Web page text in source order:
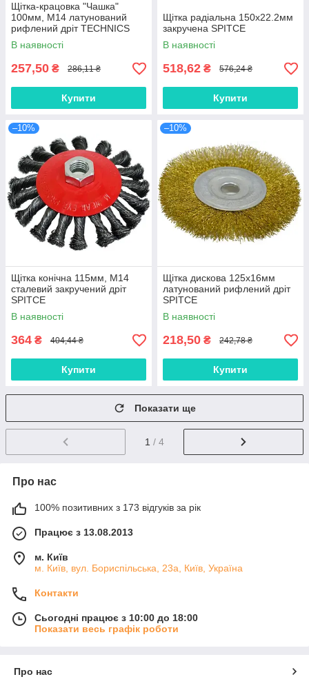
Щітка-крацовка "Чашка"
100мм, М14 латунований
рифлений дріт TECHNICS
В наявності
257,50 ₴ 286,11 ₴
Купити
Щітка радіальна 150х22.2мм
закручена SPITCE
В наявності
518,62 ₴ 576,24 ₴
Купити
–10%
Щітка конічна 115мм, М14
сталевий закручений дріт
SPITCE
В наявності
364 ₴ 404,44 ₴
Купити
–10%
Щітка дискова 125х16мм
латунований рифлений дріт
SPITCE
В наявності
218,50 ₴ 242,78 ₴
Купити
Показати ще
1 / 4
Про нас
100% позитивних з 173 відгуків за рік
Працює з 13.08.2013
м. Київ
м. Київ, вул. Бориспільська, 23а, Київ, Україна
Контакти
Сьогодні працює з 10:00 до 18:00
Показати весь графік роботи
Про нас